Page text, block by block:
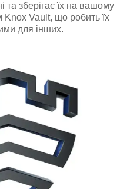
та зберігає їх на вашому
Knox Vault, що робить їх
для інших.